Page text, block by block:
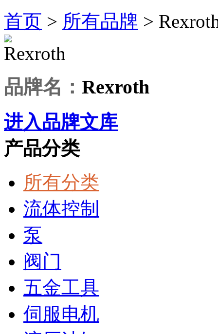
首页 > 所有品牌 >
品牌名： Rexroth
进入品牌文库
产品分类
所有分类
流体控制
泵
阀门
五金工具
伺服电机